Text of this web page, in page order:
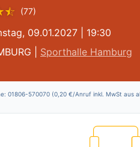
(77)
09.01.2027 | 19:30
| Sporthalle Hamburg
01806-570070 (0,20 €/Anruf inkl. MwSt aus